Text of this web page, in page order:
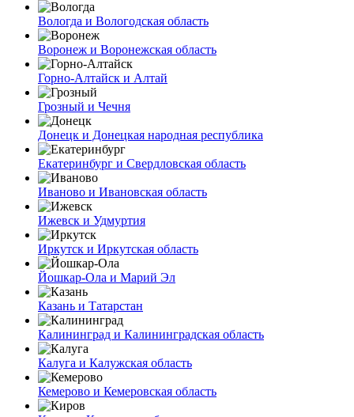
Вологда и Вологодская область
Воронеж и Воронежская область
Горно-Алтайск и Алтай
Грозный и Чечня
Донецк и Донецкая народная республика
Екатеринбург и Свердловская область
Иваново и Ивановская область
Ижевск и Удмуртия
Иркутск и Иркутская область
Йошкар-Ола и Марий Эл
Казань и Татарстан
Калининград и Калининградская область
Калуга и Калужская область
Кемерово и Кемеровская область